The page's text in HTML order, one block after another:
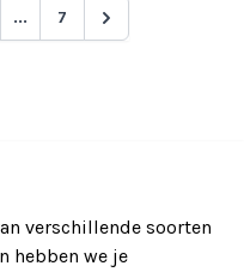
... 7
verschillende soorten
hebben we je